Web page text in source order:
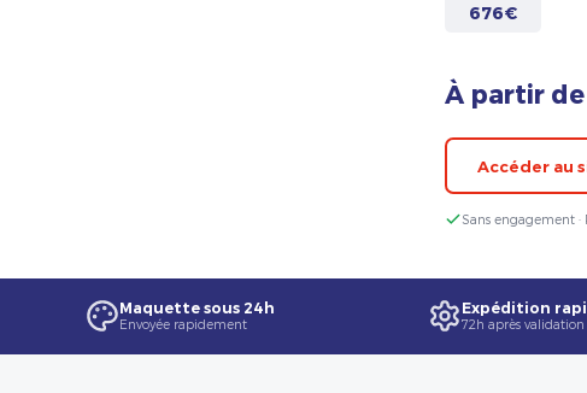
676€
À partir de
Accéder au
Sans engagement ·
Maquette sous 24h
Envoyée rapidement
Expédition
72h après validation